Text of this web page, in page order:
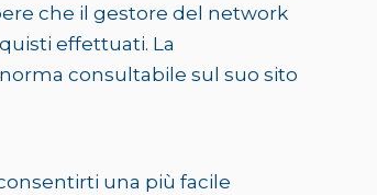
che il gestore del network
effettuati. La
consultabile sul suo sito
una più facile